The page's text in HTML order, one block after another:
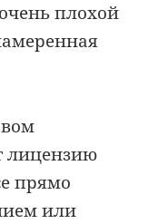
плохой
лицензию
прямо
или